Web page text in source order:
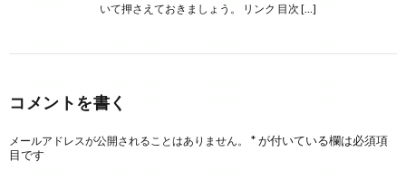
いて押さえておきましょう。 リンク 目次 […]
コメントを書く
メールアドレスが公開されることはありません。 *が付いている欄は必須項
目です